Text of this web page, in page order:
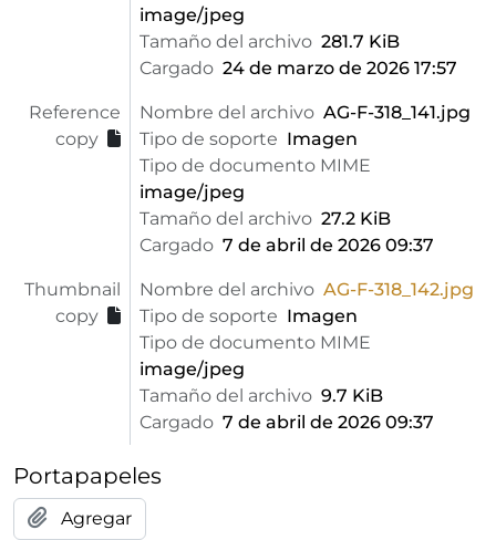
image/jpeg
Tamaño del archivo 281.7 KiB
Cargado 24 de marzo de 2026 17:57
Reference
copy
Nombre del archivo AG-F-318_141.jpg
Tipo de soporte Imagen
Tipo de documento MIME
image/jpeg
Tamaño del archivo 27.2 KiB
Cargado 7 de abril de 2026 09:37
Thumbnail
copy
Nombre del archivo AG-F-318_142.jpg
Tipo de soporte Imagen
Tipo de documento MIME
image/jpeg
Tamaño del archivo 9.7 KiB
Cargado 7 de abril de 2026 09:37
Portapapeles
Agregar